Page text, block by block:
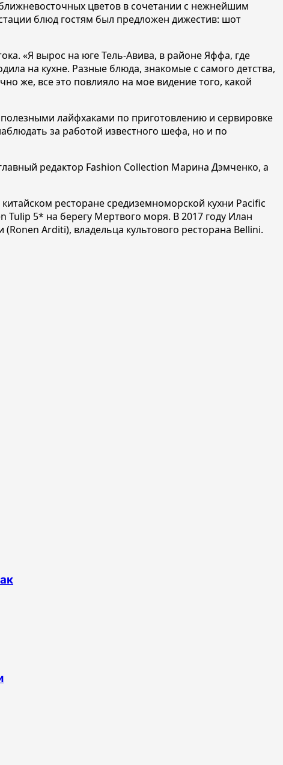
цветов в сочетании с нежнейшим
блюд гостям был предложен дижестив: шот
«Я вырос на юге Тель-Авива, в районе Яффа, где
на кухне. Разные блюда, знакомые с самого детства,
же, все это повлияло на мое видение того, какой
лайфхаками по приготовлению и сервировке
за работой известного шефа, но и по
редактор Fashion Collection Марина Дэмченко, а
ресторане средиземноморской кухни Pacific
Tulip 5* на берегу Мертвого моря. В 2017 году Илан
Arditi), владельца культового ресторана Bellini.